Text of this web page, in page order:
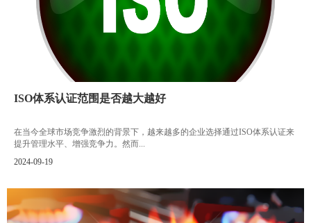
ISO体系认证范围是否越大越好
在当今全球市场竞争激烈的背景下，越来越多的企业选择通过ISO体系认证来
提升管理水平、增强竞争力。然而...
2024-09-19